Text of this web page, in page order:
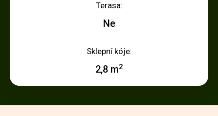
Terasa:
Ne
Sklepní kóje:
2,8 m2